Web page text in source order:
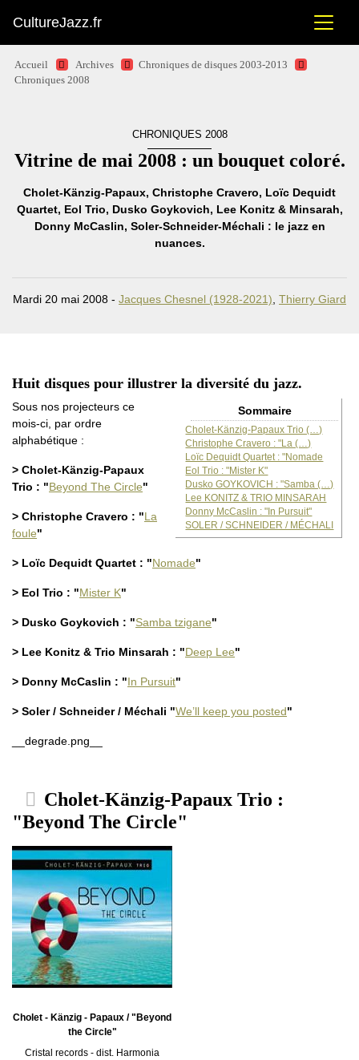
CultureJazz.fr
Accueil Archives
Chroniques de disques 2003-2013
Chroniques 2008
CHRONIQUES 2008
Vitrine de mai 2008 : un bouquet coloré.
Cholet-Känzig-Papaux, Christophe Cravero, Loïc Dequidt
Quartet, Eol Trio, Dusko Goykovich, Lee Konitz & Minsarah,
Donny McCaslin, Soler-Schneider-Méchali : le jazz en
nuances.
Mardi 20 mai 2008 - Jacques Chesnel (1928-2021) Thierry Giard
Huit disques pour illustrer la diversité du jazz.
Sommaire
Cholet-Känzig-Papaux Trio (…)
Christophe Cravero : "La (…)
Loïc Dequidt Quartet : "Nomade
Eol Trio : "Mister K"
Dusko GOYKOVICH : "Samba (…)
Lee KONITZ & TRIO MINSARAH
Donny McCaslin : "In Pursuit"
SOLER / SCHNEIDER / MÉCHALI
Sous nos projecteurs ce
mois-ci, par ordre
alphabétique :
> Cholet-Känzig-Papaux
Trio : "Beyond The Circle"
> Christophe Cravero : "La
foule"
> Loïc Dequidt Quartet : "Nomade"
> Eol Trio : "Mister K"
> Dusko Goykovich : "Samba tzigane"
> Lee Konitz & Trio Minsarah : "Deep Lee"
> Donny McCaslin : "In Pursuit"
> Soler / Schneider / Méchali "We’ll keep you posted"
__degrade.png__
Cholet-Känzig-Papaux Trio :
"Beyond The Circle"
Cholet - Känzig - Papaux / "Beyond
the Circle"
Cristal records - dist. Harmonia